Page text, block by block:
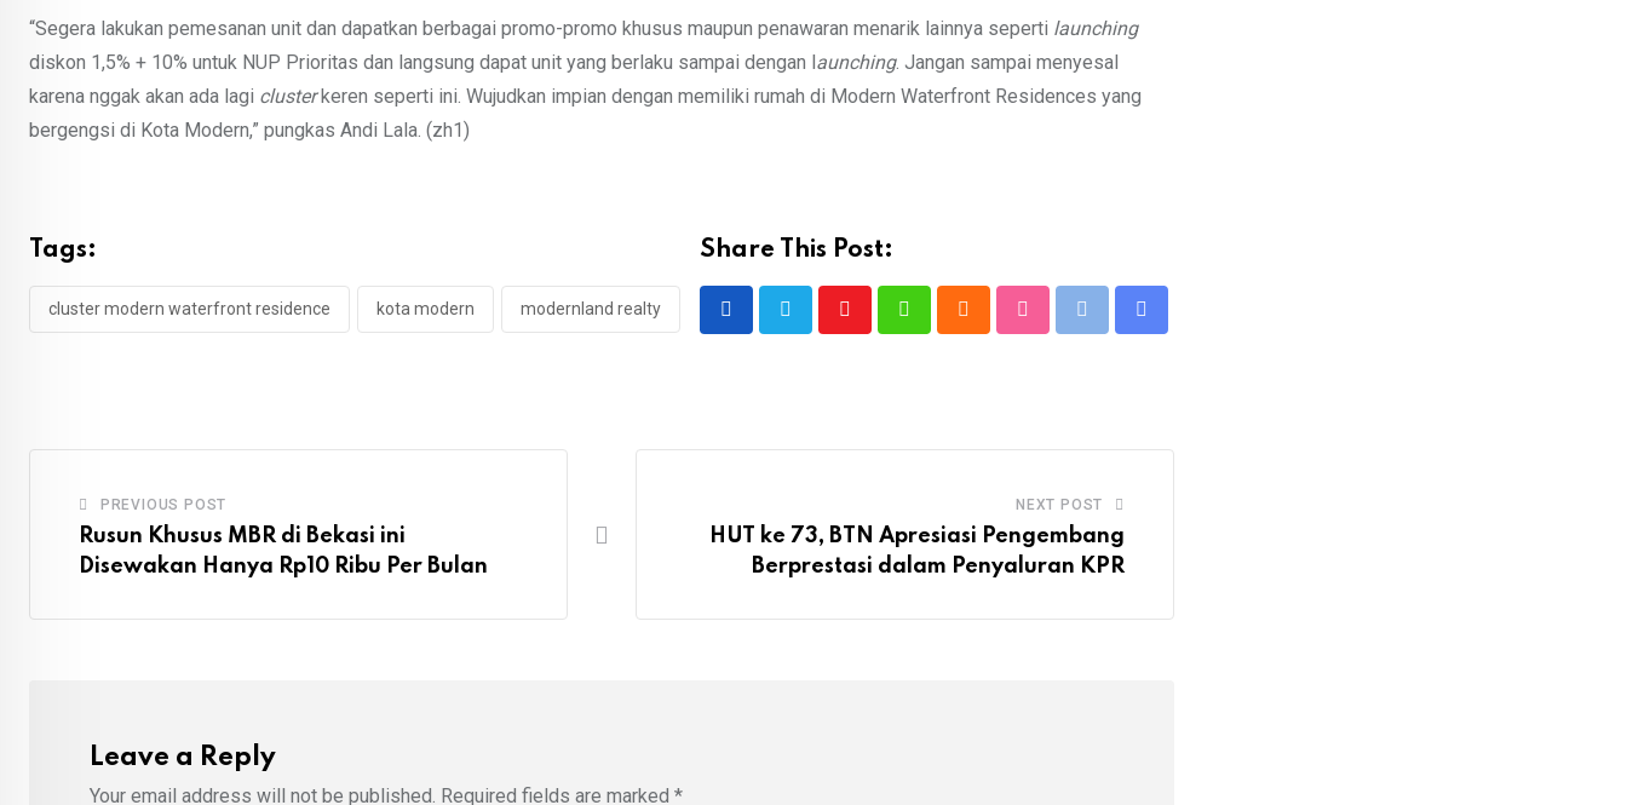
“Segera lakukan pemesanan unit dan dapatkan berbagai promo-promo khusus maupun penawaran menarik lainnya seperti launching
diskon 1,5% + 10% untuk NUP Prioritas dan langsung dapat unit yang berlaku sampai dengan l aunching. Jangan sampai menyesal
karena nggak akan ada lagi clusterkeren seperti ini. Wujudkan impian dengan memiliki rumah di Modern Waterfront Residences yang
bergengsi di Kota Modern,” pungkas Andi Lala. (zh1)
Tags:
cluster modern waterfront residence kota modern modernland realty
Share This Post:
PREVIOUS POST
Rusun Khusus MBR di Bekasi ini
Disewakan Hanya Rp10 Ribu Per Bulan
NEXT POST
HUT ke 73, BTN Apresiasi Pengembang
Berprestasi dalam Penyaluran KPR
Leave a Reply
Your email address will not be published. Required fields are marked *